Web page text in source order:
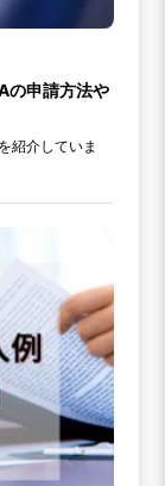
の申請方法や
紹介していま